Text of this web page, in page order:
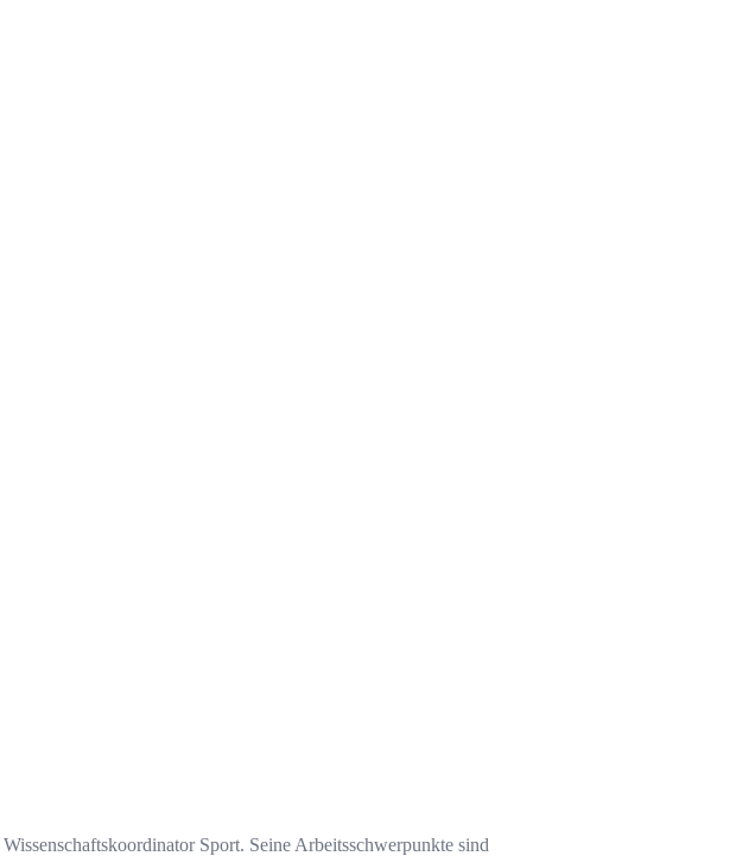
Sport. Seine Arbeitsschwerpunkte sind